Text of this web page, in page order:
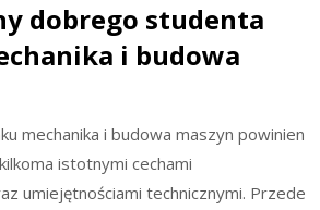
dobrego studenta
i budowa
mechanika i budowa maszyn powinien
istotnymi cechami
umiejętnościami technicznymi. Przede